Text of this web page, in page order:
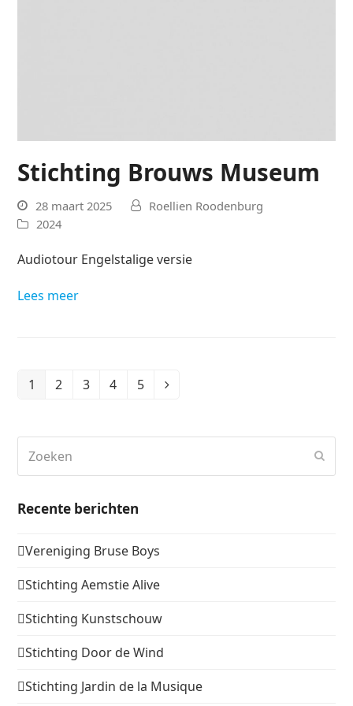
Stichting Brouws Museum
28 maart 2025
Roellien Roodenburg
2024
Audiotour Engelstalige versie
Lees meer
Page
1 Page
2 Page
3 Page
4 Page
5 Volgende
Recente berichten
Vereniging Bruse Boys
Stichting Aemstie Alive
Stichting Kunstschouw
Stichting Door de Wind
Stichting Jardin de la Musique